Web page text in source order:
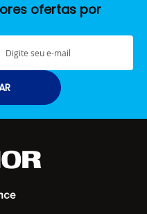
ofertas por